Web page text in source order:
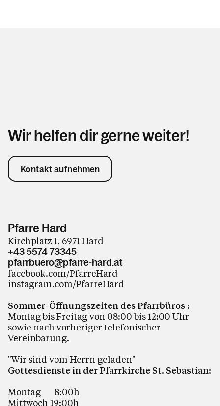
Wir helfen dir gerne weiter!
Kontakt aufnehmen
Pfarre Hard
Kirchplatz 1, 6971 Hard
+43 5574 73345
pfarrbuero@pfarre-hard.at
facebook.com/PfarreHard
instagram.com/PfarreHard
Sommer-Öffnungszeiten des Pfarrbüros :
Montag bis Freitag von 08:00 bis 12:00 Uhr
sowie nach vorheriger telefonischer
Vereinbarung.
"Wir sind vom Herrn geladen"
Gottesdienste in der Pfarrkirche St. Sebastian:
Montag 8:00h
Mittwoch 19:00h